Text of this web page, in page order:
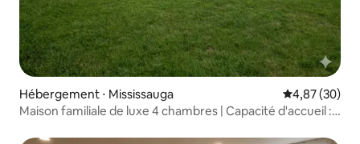
Hébergement ⋅ Mississauga Évaluation
4,87 (30)
Maison familiale de luxe 4 chambres | Capacité d'accueil :